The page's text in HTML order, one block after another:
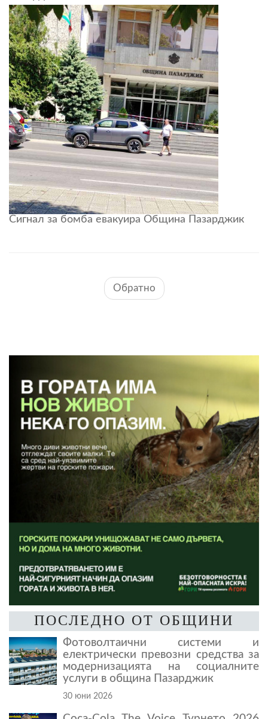
Сигнал за бомба евакуира Община Пазарджик
Обратно
ПОСЛЕДНО ОТ ОБЩИНИ
Фотоволтаични системи и
електрически превозни средства за
модернизацията на социалните
услуги в община Пазарджик
30 юни 2026